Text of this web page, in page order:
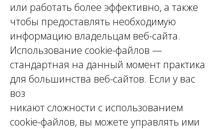
или работать более эффективно, а также
чтобы предоставлять необходимую
информацию владельцам веб-сайта.
Использование cookie-файлов —
стандартная на данный момент практика
для большинства веб-сайтов. Если у вас
воз
никают сложности с использованием
cookie-файлов, вы можете управлять ими